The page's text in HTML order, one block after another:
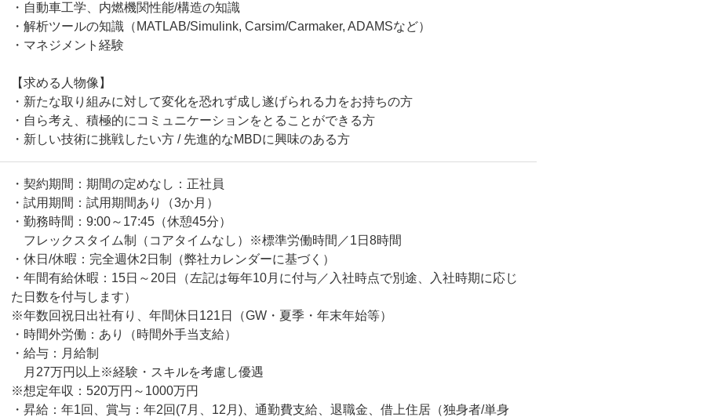
・自動車工学、内燃機関性能/構造の知識
・解析ツールの知識（MATLAB/Simulink, Carsim/Carmaker, ADAMSなど）
・マネジメント経験
【求める人物像】
・新たな取り組みに対して変化を恐れず成し遂げられる力をお持ちの方
・自ら考え、積極的にコミュニケーションをとることができる方
・新しい技術に挑戦したい方 / 先進的なMBDに興味のある方
・契約期間：期間の定めなし：正社員
・試用期間：試用期間あり（3か月）
・勤務時間：9:00～17:45（休憩45分）
フレックスタイム制（コアタイムなし）※標準労働時間／1日8時間
・休日/休暇：完全週休2日制（弊社カレンダーに基づく）
・年間有給休暇：15日～20日（左記は毎年10月に付与／入社時点で別途、入社時期に応じ
た日数を付与します）
※年数回祝日出社有り、年間休日121日（GW・夏季・年末年始等）
・時間外労働：あり（時間外手当支給）
・給与：月給制
月27万円以上※経験・スキルを考慮し優遇
※想定年収：520万円～1000万円
・昇給：年1回、賞与：年2回(7月、12月)、通勤費支給、退職金、借上住居（独身者/単身